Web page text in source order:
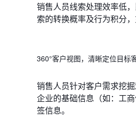
销售人员线索处理效率低
索的转换概率及行为积分
360°客户视图，清晰定位目标
销售人员针对客户需求挖
企业的基础信息（如：工
签信息。